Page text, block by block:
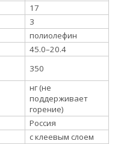
17
3
полиолефин
45.0–20.4
350
нг (не
поддерживает
горение)
Россия
с клеевым слоем